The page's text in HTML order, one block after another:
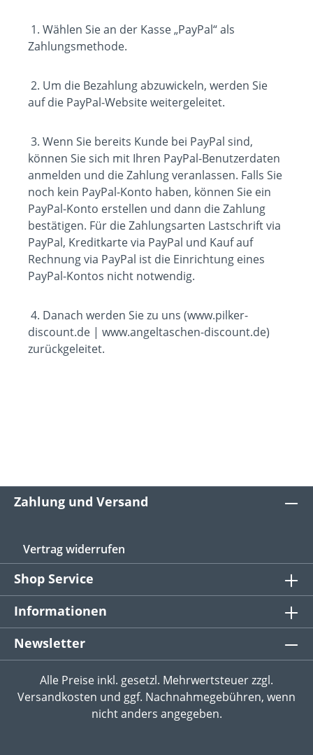
1. Wählen Sie an der Kasse „PayPal“ als
Zahlungsmethode.
2. Um die Bezahlung abzuwickeln, werden Sie
auf die PayPal-Website weitergeleitet.
3. Wenn Sie bereits Kunde bei PayPal sind,
können Sie sich mit Ihren PayPal-Benutzerdaten
anmelden und die Zahlung veranlassen. Falls Sie
noch kein PayPal-Konto haben, können Sie ein
PayPal-Konto erstellen und dann die Zahlung
bestätigen. Für die Zahlungsarten Lastschrift via
PayPal, Kreditkarte via PayPal und Kauf auf
Rechnung via PayPal ist die Einrichtung eines
PayPal-Kontos nicht notwendig.
4. Danach werden Sie zu uns (www.pilker-
discount.de | www.angeltaschen-discount.de)
zurückgeleitet.
Zahlung und Versand
Vertrag widerrufen
Shop Service
Informationen
Newsletter
Alle Preise inkl. gesetzl. Mehrwertsteuer zzgl.
Versandkosten und ggf. Nachnahmegebühren, wenn
nicht anders angegeben.